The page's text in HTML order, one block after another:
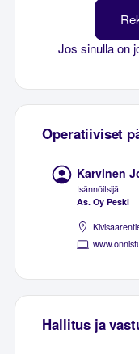
Jos sinulla on
Operatiiviset
Karvinen
Isännöitsijä
As. Oy Peski
Hallitus ja